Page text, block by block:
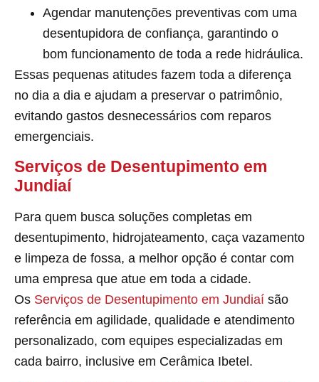
Agendar manutenções preventivas com uma
desentupidora de confiança, garantindo o
bom funcionamento de toda a rede hidráulica.
Essas pequenas atitudes fazem toda a diferença
no dia a dia e ajudam a preservar o patrimônio,
evitando gastos desnecessários com reparos
emergenciais.
Serviços de Desentupimento em
Jundiaí
Para quem busca soluções completas em
desentupimento, hidrojateamento, caça vazamento
e limpeza de fossa, a melhor opção é contar com
uma empresa que atue em toda a cidade.
Os Serviços de Desentupimento em Jundiaí são
referência em agilidade, qualidade e atendimento
personalizado, com equipes especializadas em
cada bairro, inclusive em Cerâmica Ibetel.